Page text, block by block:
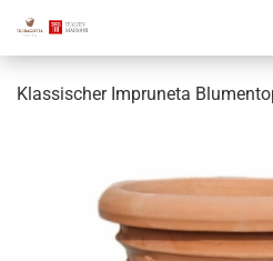
Klassischer Impruneta